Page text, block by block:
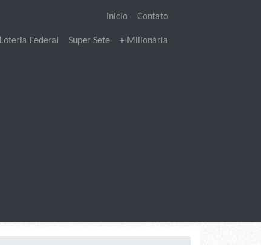
Inicio Contato
Loteria Federal Super Sete + Milionária